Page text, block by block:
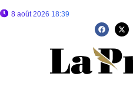
8 août 2026 18:39